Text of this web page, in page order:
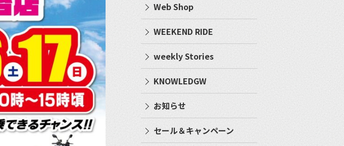
Web Shop
WEEKEND RIDE
weekly Stories
KNOWLEDGW
お知らせ
セール＆キャンペーン